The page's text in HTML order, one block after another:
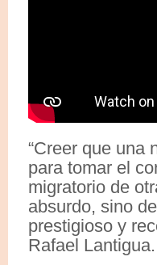
“Creer que una
para tomar el
migratorio de
absurdo, sino
prestigioso y
Rafael Lantigua.